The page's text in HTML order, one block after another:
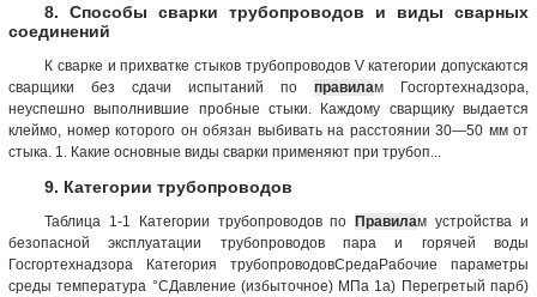
8. Способы сварки трубопроводов и виды сварных
соединений
К сварке и прихватке стыков трубопроводов V категории допускаются
сварщики без сдачи испытаний по правилам Госгортехнадзора,
неуспешно выполнившие пробные стыки. Каждому сварщику выдается
клеймо, номер которого он обязан выбивать на расстоянии 30—50 мм от
стыка. 1. Какие основные виды сварки применяют при трубоп...
9. Категории трубопроводов
Таблица 1-1 Категории трубопроводов поПравилам устройства и
безопасной эксплуатации трубопроводов пара и горячей воды
Госгортехнадзора Категория трубопроводовСредаРабочие параметры
среды температура °СДавление (избыточное) МПа 1а) Перегретый парб)